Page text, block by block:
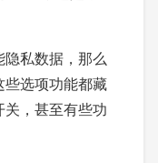
私数据，那么
选项功能都藏
，甚至有些功